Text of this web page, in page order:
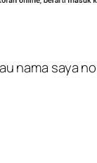
nama saya